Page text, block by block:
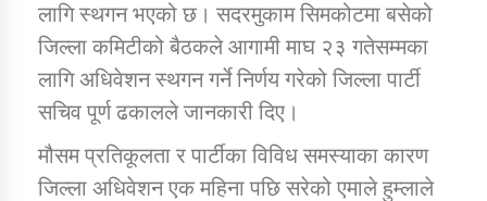
डिभिजन कार्यालय जुम्लाको सुचना सन्देश
लागि स्थगन भएको छ। सदरमुकाम सिमकोटमा बसेको
जिल्ला कमिटीको बैठकले आगामी माघ २३ गतेसम्मका
लागि अधिवेशन स्थगन गर्ने निर्णय गरेको जिल्ला पार्टी
सचिव पूर्ण ढकालले जानकारी दिए।
मौसम प्रतिकूलता र पार्टीका विविध समस्याका कारण
जिल्ला अधिवेशन एक महिना पछि सरेको एमाले हुम्लाले